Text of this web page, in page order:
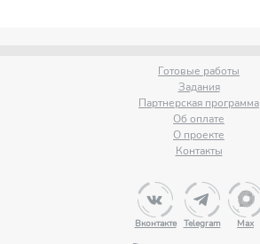
Готовые работы
Задания
Партнерская программа
Об оплате
О проекте
Контакты
Вконтакте Telegram Max